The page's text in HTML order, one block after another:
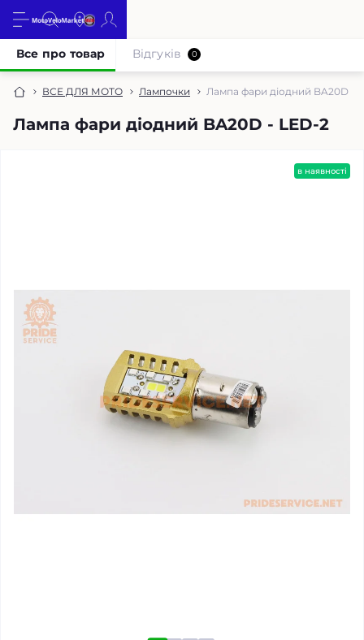
ВСЕ ДЛЯ МОТО Лампочки Лампа фари діодний BA20D -
Лампа фари діодний BA20D - LED-2
Все про товар Відгуків 0
в наявності